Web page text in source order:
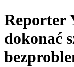
Reporter
dokonać